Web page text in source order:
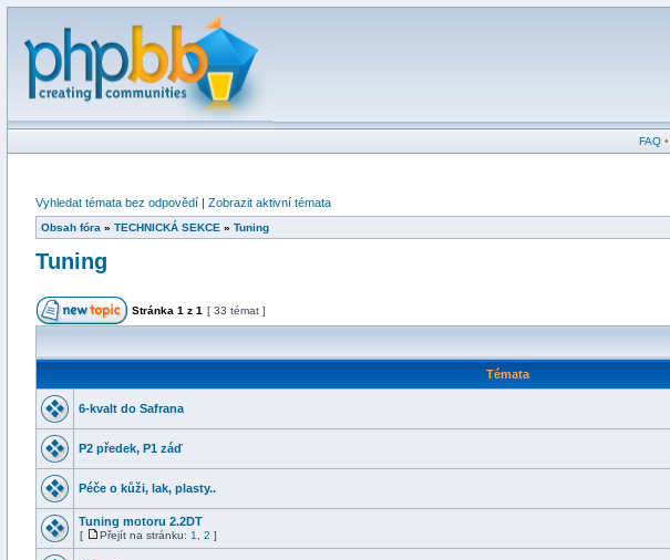
FAQ•
Vyhledat témata bez odpovědí | Zobrazit aktivní témata
Obsah fóra » TECHNICKÁ SEKCE » Tuning
Tuning
Stránka 1 z 1 [ 33 témat ]
Témata
6-kvalt do Safrana
P2 předek, P1 záď
Péče o kůži, lak, plasty..
Tuning motoru 2.2DT
[ Přejít na stránku: 1 2 ]